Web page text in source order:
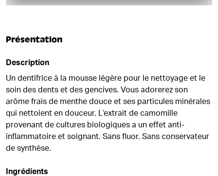
Présentation
Description
Un dentifrice à la mousse légère pour le nettoyage et le
soin des dents et des gencives. Vous adorerez son
arôme frais de menthe douce et ses particules minérales
qui nettoient en douceur. L‘extrait de camomille
provenant de cultures biologiques a un effet anti-
inflammatoire et soignant. Sans fluor. Sans conservateur
de synthèse.
Ingrédients